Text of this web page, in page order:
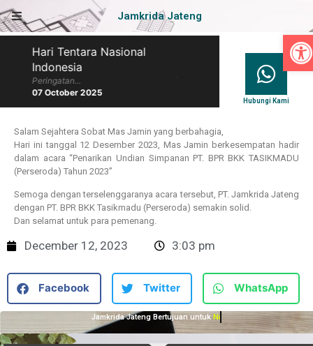
Jamkrida Jateng
Hari Tentara Nasional
Indonesia
Peringatan...
07 October 2025
Hari Batik Nasional
Hubungi Kami
Salam Sejahtera Sobat Mas Jamin yang berbahagia,
Hari ini tanggal 12 Desember 2023, Mas Jamin berkesempatan hadir
dalam acara “Penarikan Undian Simpanan PT. BPR BKK TASIKMADU
(Perseroda) Tahun 2023”
Semoga dengan terselenggaranya acara tersebut, PT. Jamkrida Jateng
dengan PT. BPR BKK Tasikmadu (Perseroda) semakin solid.
Dan selamat untuk para pemenang.
December 12, 2023 3:03 pm
Facebook Twitter WhatsApp
Jamkrida Jateng Bertujuan untuk Membantu UMKM